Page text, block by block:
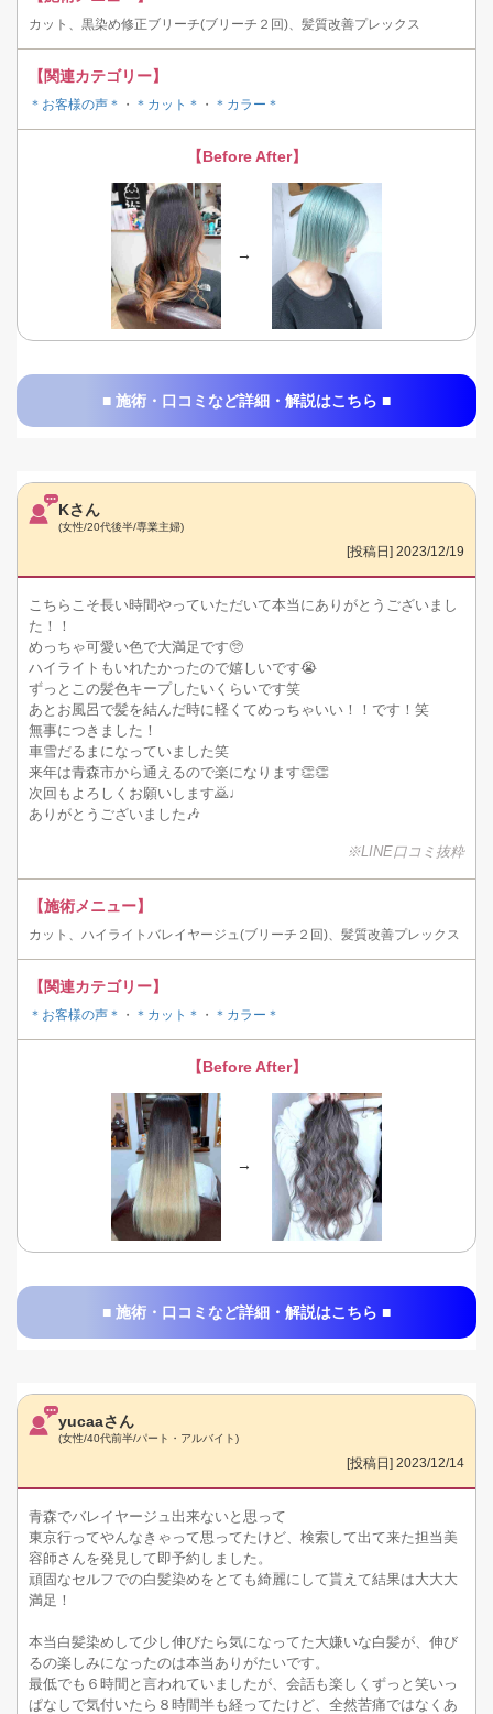
カット、黒染め修正ブリーチ(ブリーチ２回)、髪質改善プレックス
【関連カテゴリー】
＊お客様の声＊ ・ ＊カット＊ ・ ＊カラー＊
【Before After】
→
■ 施術・口コミなど詳細・解説はこちら ■
Kさん
(女性/20代後半/専業主婦)
[投稿日] 2023/12/19
こちらこそ長い時間やっていただいて本当にありがとうございまし
た！！
めっちゃ可愛い色で大満足です🥺
ハイライトもいれたかったので嬉しいです😭
ずっとこの髪色キープしたいくらいです笑
あとお風呂で髪を結んだ時に軽くてめっちゃいい！！です！笑
無事につきました！
車雪だるまになっていました笑
来年は青森市から通えるので楽になります👏👏
次回もよろしくお願いします🙇♩
ありがとうございました🎶
※LINE口コミ抜粋
【施術メニュー】
カット、ハイライトバレイヤージュ(ブリーチ２回)、髪質改善プレックス
【関連カテゴリー】
＊お客様の声＊ ・ ＊カット＊ ・ ＊カラー＊
【Before After】
→
■ 施術・口コミなど詳細・解説はこちら ■
yucaaさん
(女性/40代前半/パート・アルバイト)
[投稿日] 2023/12/14
青森でバレイヤージュ出来ないと思って
東京行ってやんなきゃって思ってたけど、検索して出て来た担当美
容師さんを発見して即予約しました。
頑固なセルフでの白髪染めをとても綺麗にして貰えて結果は大大大
満足！
本当白髪染めして少し伸びたら気になってた大嫌いな白髪が、伸び
るの楽しみになったのは本当ありがたいです。
最低でも６時間と言われていましたが、会話も楽しくずっと笑いっ
ぱなしで気付いたら８時間半も経ってたけど、全然苦痛ではなくあ